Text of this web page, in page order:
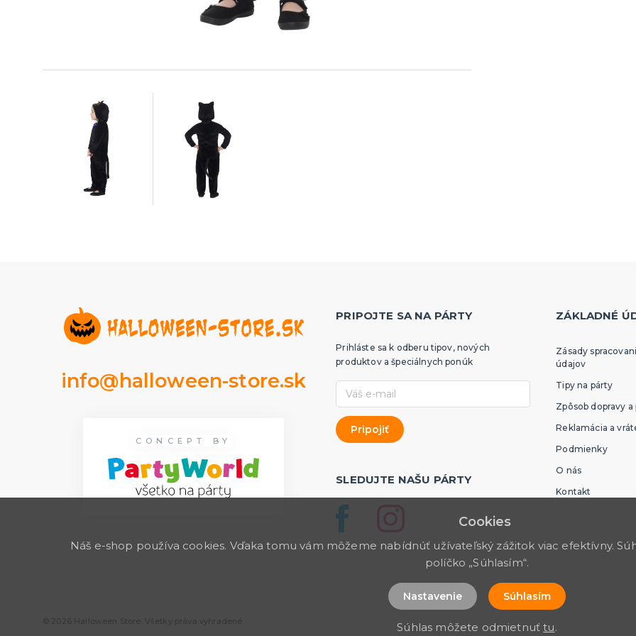
info@halloween-store.sk
CONCEPT BY
PRIPOJTE SA NA PÁRTY
Prihláste sa k odberu tipov, nových
produktov a špeciálnych ponúk
SLEDUJTE NAŠU PÁRTY
ZÁKLADNÉ
Zásady
údajov
Tipy na párty
Zpôsob dopravy a
Reklamácia a
Podmienky
O nás
Kontakt
© 2026 Halloween Store. Všetky práva vyhradené
Cookies
Náš e-shop používa cookies. Vďaka tomu vám môžeme nabídnúť užívateľský zážitok viac efektívny.
políčko „Súhlasím“.
Nastavenie Súhlasím
Súhlas môžete odmietnuťtu.